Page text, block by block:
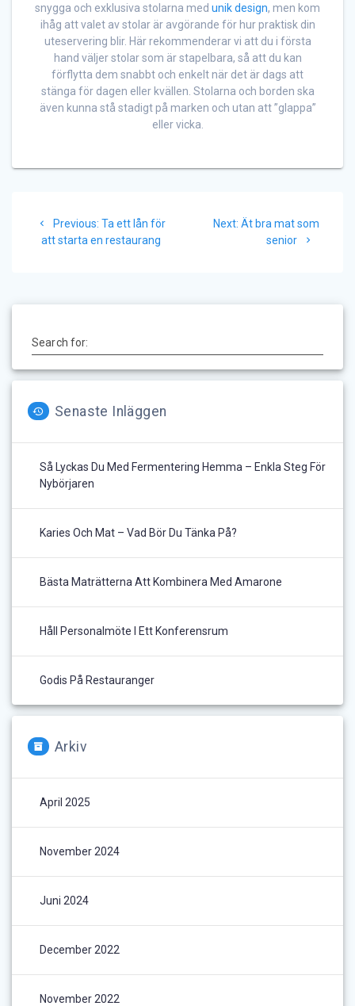
snygga och exklusiva stolarna med unik design, men kom
ihåg att valet av stolar är avgörande för hur praktisk din
uteservering blir. Här rekommenderar vi att du i första
hand väljer stolar som är stapelbara, så att du kan
förflytta dem snabbt och enkelt när det är dags att
stänga för dagen eller kvällen. Stolarna och borden ska
även kunna stå stadigt på marken och utan att ”glappa”
eller vicka.
Inläggsnavigering
Previous: Previous
post:
Ta ett lån för
att starta en restaurang
Next: Next
Ät bra mat som
senior
Search for:
Senaste Inläggen
Så Lyckas Du Med Fermentering Hemma – Enkla Steg För
Nybörjaren
Karies Och Mat – Vad Bör Du Tänka På?
Bästa Maträtterna Att Kombinera Med Amarone
Håll Personalmöte I Ett Konferensrum
Godis På Restauranger
Arkiv
April 2025
November 2024
Juni 2024
December 2022
November 2022